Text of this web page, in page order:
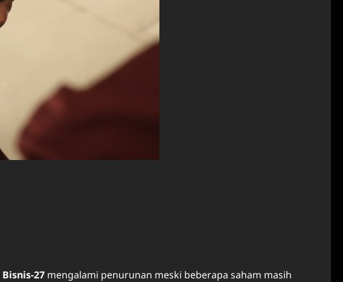
27 mengalami penurunan meski beberapa saham masih